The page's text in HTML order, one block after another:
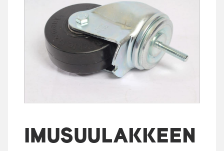
IMUSUULAKKEEN